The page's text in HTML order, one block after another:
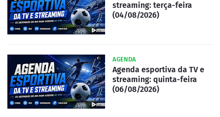
streaming: terça-feira
(04/08/2026)
AGENDA
Agenda esportiva da TV e
streaming: quinta-feira
(06/08/2026)